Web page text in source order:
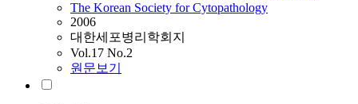
The Korean Society for Cytopathology
2006
대한세포병리학회지
Vol.17 No.2
원문보기